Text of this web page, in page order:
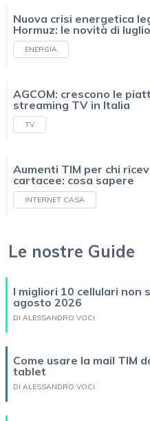
Nuova crisi energetica
Hormuz: le novità di
ENERGIA
AGCOM: crescono le
streaming TV in Italia
TV
Aumenti TIM per chi
cartacee: cosa sapere
INTERNET CASA
Le nostre Guide
I migliori 10 cellulari non
agosto 2026
DI ALESSANDRO VOCI
Come usare la mail TIM
tablet
DI ALESSANDRO VOCI